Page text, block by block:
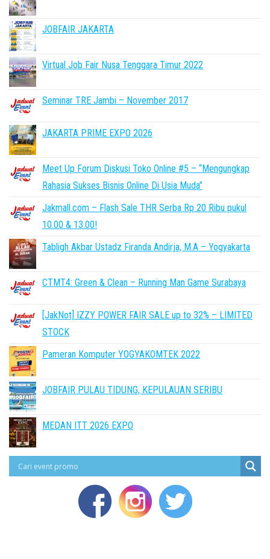
JOBFAIR JAKARTA
Virtual Job Fair Nusa Tenggara Timur 2022
Seminar TRE Jambi – November 2017
JAKARTA PRIME EXPO 2026
Meet Up Forum Diskusi Toko Online #5 – “Mengungkap
Rahasia Sukses Bisnis Online Di Usia Muda”
Jakmall.com – Flash Sale THR Serba Rp 20 Ribu pukul
10.00 & 13.00!
Tabligh Akbar Ustadz Firanda Andirja, M.A – Yogyakarta
CTMT4: Green & Clean – Running Man Game Surabaya
[JakNot] IZZY POWER FAIR SALE up to 32% – LIMITED
STOCK
Pameran Komputer YOGYAKOMTEK 2022
JOBFAIR PULAU TIDUNG, KEPULAUAN SERIBU
MEDAN ITT 2026 EXPO